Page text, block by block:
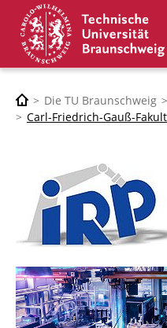
Die TU Braunschweig
Carl-Friedrich-Gauß-